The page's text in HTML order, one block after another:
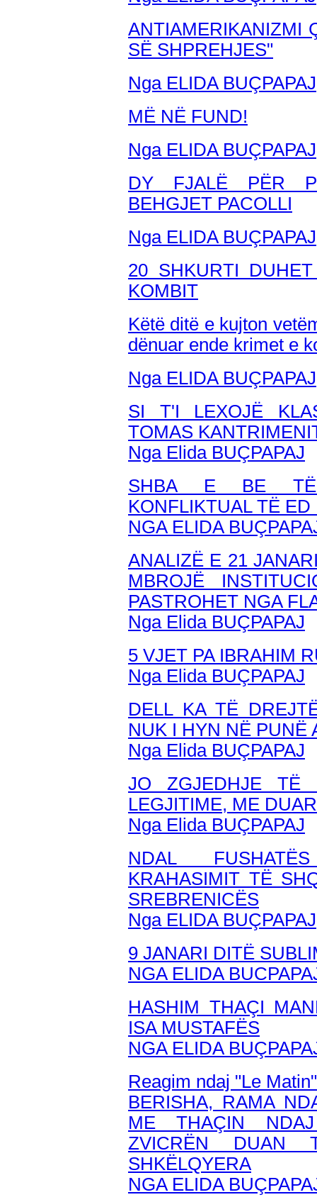
ANTIAMERIKANIZMI
SË SHPREHJES"
Nga ELIDA BUÇPAPAJ
MË NË FUND!
Nga ELIDA BUÇPAPAJ
DY FJALË PËR
BEHGJET PACOLLI
Nga ELIDA BUÇPAPAJ
20 SHKURTI
KOMBIT
Këtë ditë e kujton
dënuar ende krimet e
Nga ELIDA BUÇPAPAJ
SI T'I LEXOJË
TOMAS
Nga Elida BUÇPAPAJ
SHBA E BE TË
KONFLIKTUAL TË ED
NGA ELIDA
ANALIZË E 21
MBROJË
PASTROHET NGA
Nga Elida BUÇPAPAJ
5 VJET PA IBRAHIM
Nga Elida BUÇPAPAJ
DELL KA TË
NUK I HYN NË PUNË
Nga Elida BUÇPAPAJ
JO ZGJEDHJE TË
LEGJITIME, ME
Nga Elida BUÇPAPAJ
NDAL
KRAHASIMIT TË
SREBRENICËS
Nga ELIDA BUÇPAPAJ
9 JANARI DITË
NGA ELIDA
HASHIM THAÇI
ISA MUSTAFËS
NGA ELIDA
Reagim ndaj "Le Matin"
BERISHA, RAMA
ME THAÇIN
ZVICRËN DUAN
SHKËLQYERA
NGA ELIDA